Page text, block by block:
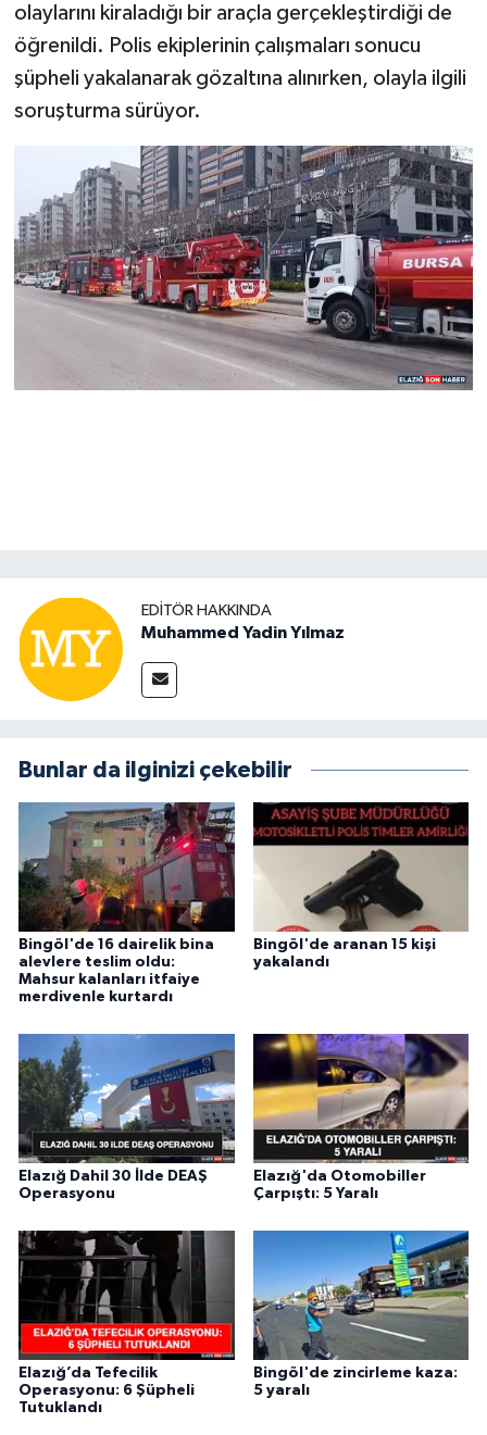
olaylarını kiraladığı bir araçla gerçekleştirdiği de
öğrenildi. Polis ekiplerinin çalışmaları sonucu
şüpheli yakalanarak gözaltına alınırken, olayla ilgili
soruşturma sürüyor.
EDITÖR HAKKINDA
Muhammed Yadin Yılmaz
Bunlar da ilginizi çekebilir
Bingöl'de 16 dairelik bina
alevlere teslim oldu:
Mahsur kalanları itfaiye
merdivenle kurtardı
Bingöl'de aranan 15 kişi
yakalandı
Elazığ Dahil 30 İlde DEAŞ
Operasyonu
Elazığ'da Otomobiller
Çarpıştı: 5 Yaralı
Elazığ’da Tefecilik
Operasyonu: 6 Şüpheli
Tutuklandı
Bingöl'de zincirleme kaza:
5 yaralı